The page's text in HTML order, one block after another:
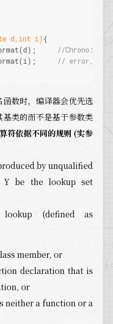
d, int i) {
//
// error,no
数时，编译器会优先选
类的而不是基于参数类
符依据不同的规则 (实参
by unqualified
Y be the lookup set
lookup (defined as
member, or
declaration that is
or
neither a function or a